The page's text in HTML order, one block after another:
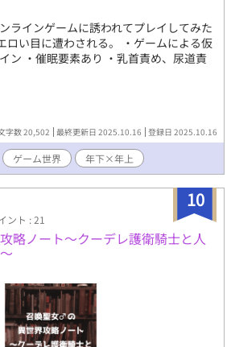
ラインゲームに誘われてプレイしてみた
ロい目に遭わされる。 ・ゲームによる仮
ン ・催眠要素あり ・乳首責め、尿道責
字数 20,502 最終更新日 2025.10.16 登録日 2025.10.16
ゲーム世界 年下×年上
10
ント : 21
略ノート～クーデレ護衛騎士と人